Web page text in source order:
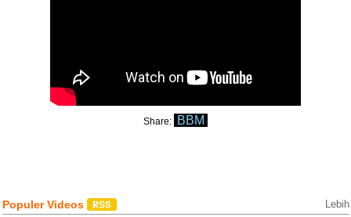
Share: BBM
Populer Videos Lebih